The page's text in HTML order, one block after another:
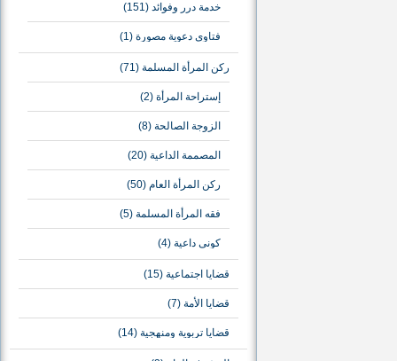
خدمة درر وفوائد(151)
فتاوى دعوية مصورة(1)
ركن المرأة المسلمة(71)
إستراحة المرأة(2)
الزوجة الصالحة(8)
المصممة الداعية (20)
ركن المرأة العام (50)
فقه المرأة المسلمة(5)
كوني داعية (4)
قضايا اجتماعية(15)
قضايا الأمة (7)
قضايا تربوية ومنهجية(14)